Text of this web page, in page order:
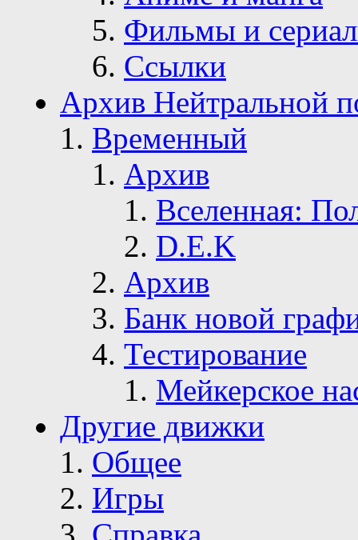
Фильмы и
Ссылки
Архив Нейтральной
Временный
Архив
Вселенная:
D.E.K
Архив
Банк новой
Тестирование
Мейкерское
Другие движки
Общее
Игры